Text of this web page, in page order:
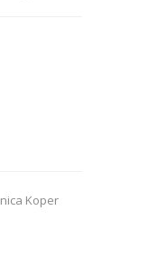
Koper